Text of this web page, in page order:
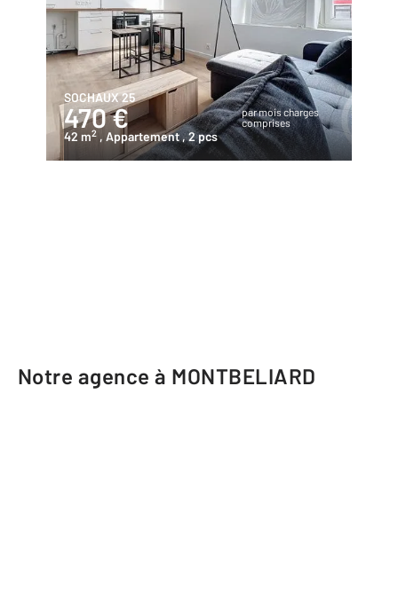
SOCHAUX 25
470 €
par mois charges
comprises
42 m2 , Appartement , 2 pcs
Notre agence à MONTBELIARD